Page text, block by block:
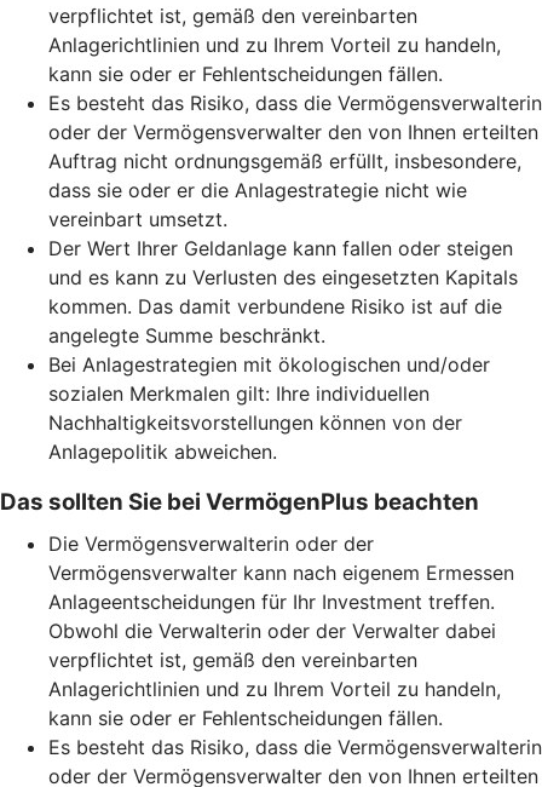
verpflichtet ist, gemäß den vereinbarten
Anlagerichtlinien und zu Ihrem Vorteil zu handeln,
kann sie oder er Fehlentscheidungen fällen.
Es besteht das Risiko, dass die Vermögensverwalterin
oder der Vermögensverwalter den von Ihnen erteilten
Auftrag nicht ordnungsgemäß erfüllt, insbesondere,
dass sie oder er die Anlagestrategie nicht wie
vereinbart umsetzt.
Der Wert Ihrer Geldanlage kann fallen oder steigen
und es kann zu Verlusten des eingesetzten Kapitals
kommen. Das damit verbundene Risiko ist auf die
angelegte Summe beschränkt.
Bei Anlagestrategien mit ökologischen und/oder
sozialen Merkmalen gilt: Ihre individuellen
Nachhaltigkeitsvorstellungen können von der
Anlagepolitik abweichen.
Das sollten Sie bei VermögenPlus beachten
Die Vermögensverwalterin oder der
Vermögensverwalter kann nach eigenem Ermessen
Anlageentscheidungen für Ihr Investment treffen.
Obwohl die Verwalterin oder der Verwalter dabei
verpflichtet ist, gemäß den vereinbarten
Anlagerichtlinien und zu Ihrem Vorteil zu handeln,
kann sie oder er Fehlentscheidungen fällen.
Es besteht das Risiko, dass die Vermögensverwalterin
oder der Vermögensverwalter den von Ihnen erteilten